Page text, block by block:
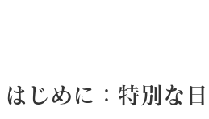
はじめに：特別な